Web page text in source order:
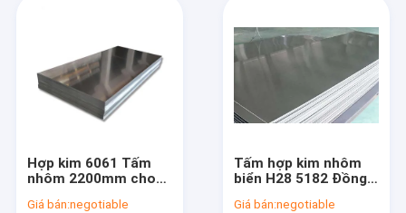
Hợp kim 6061 Tấm
nhôm 2200mm cho
Giá bán:negotiable
Tấm hợp kim nhôm
biển H28 5182 Đồng
Giá bán:negotiable